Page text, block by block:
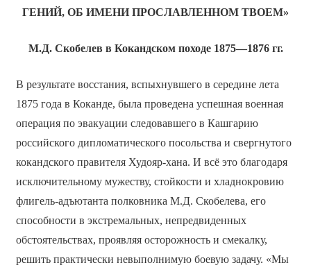
ГЕНИЙ, ОБ ИМЕНИ ПРОСЛАВЛЕННОМ ТВОЕМ»
М.Д. Скобелев в Кокандском походе 1875—1876 гг.
В результате восстания, вспыхнувшего в середине лета
1875 года в Коканде, была проведена успешная военная
операция по эвакуации следовавшего в Кашгарию
российского дипломатического посольства и свергнутого
кокандского правителя Худояр-хана. И всё это благодаря
исключительному мужеству, стойкости и хладнокровию
флигель-адъютанта полковника М.Д. Скобелева, его
способности в экстремальных, непредвиденных
обстоятельствах, проявляя осторожность и смекалку,
решить практически невыполнимую боевую задачу. «Мы